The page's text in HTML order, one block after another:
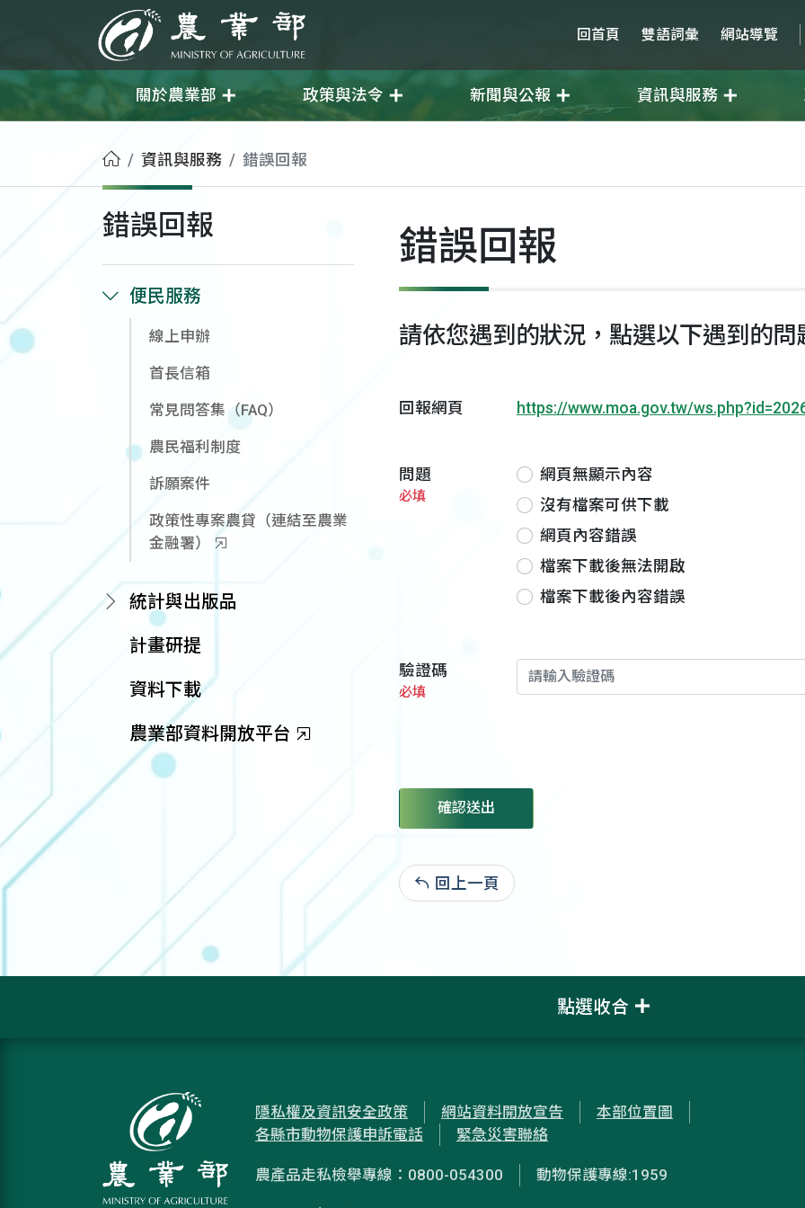
農業部 回首頁 雙語詞彙 網站導覽
關於農業部 政策與法令 新聞與公報 資訊與服務
首頁資訊與服務 錯誤回報
錯誤回報
便民服務
線上申辦
首長信箱
常見問答集（FAQ）
農民福利制度
訴願案件
政策性專案農貸（連結至農業
金融署）
統計與出版品
計畫研提
資料下載
農業部資料開放平台
錯誤回報
請依您遇到的狀況，點選以下遇到的問
回報網頁 https://www.moa.gov.tw/
問題
必填
網頁無顯示內容
沒有檔案可供下載
網頁內容錯誤
檔案下載後無法開啟
檔案下載後內容錯誤
驗證碼
必填
確認送出
回上一頁
點選收合
隱私權及資訊安全政策 網站資料開放宣告
本部位置圖
各縣市動物保護申訴電話
緊急災害聯絡
農產品走私檢舉專線：0800-054300 動物保護專線:1959